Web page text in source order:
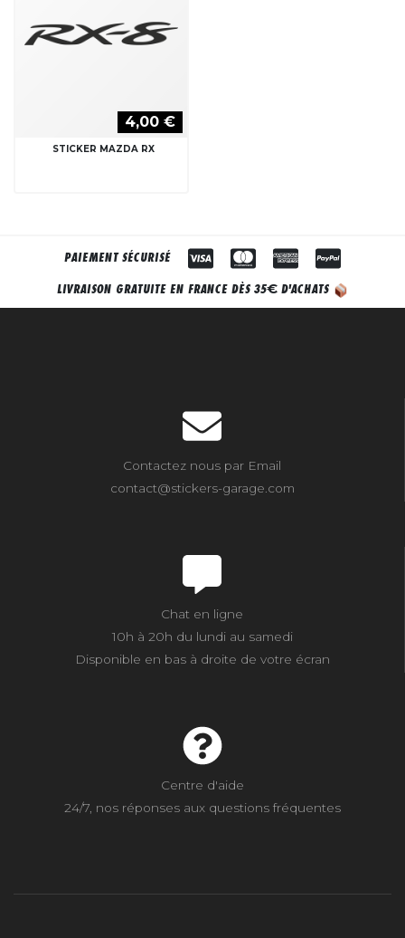
4,00 €
STICKER MAZDA RX
PAIEMENT SÉCURISÉ
LIVRAISON GRATUITE EN FRANCE DÈS 35€ D'ACHATS
Contactez nous par Email
contact@stickers-garage.com
Chat en ligne
10h à 20h du lundi au samedi
Disponible en bas à droite de votre écran
Centre d'aide
24/7, nos réponses aux questions fréquentes